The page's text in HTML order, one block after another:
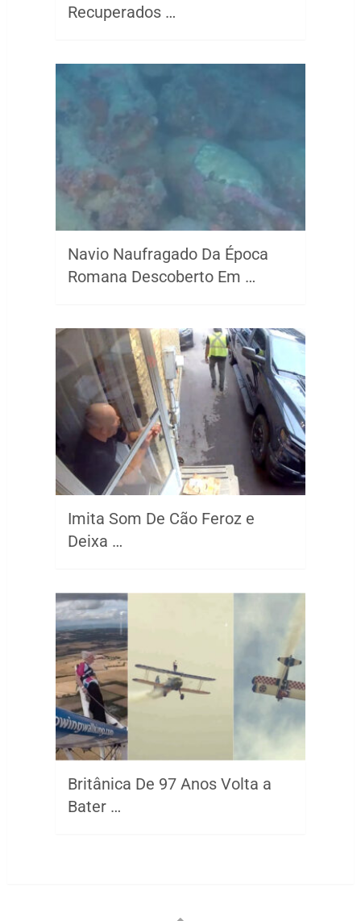
Recuperados …
Navio Naufragado Da Época
Romana Descoberto Em …
Imita Som De Cão Feroz e
Deixa …
Britânica De 97 Anos Volta a
Bater …